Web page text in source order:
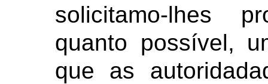
solicitamo-lhes
quanto possível,
que as